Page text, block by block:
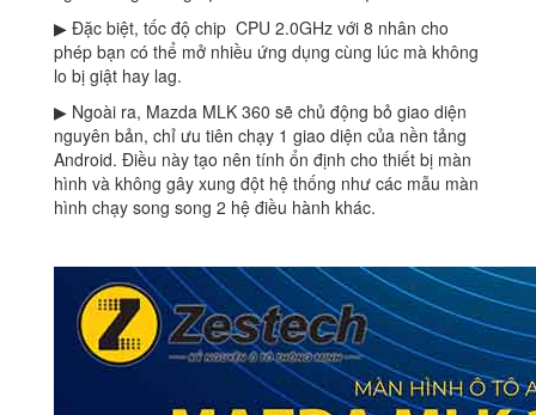
▶ Đặc biệt, tốc độ chip CPU 2.0GHz với 8 nhân cho
phép bạn có thể mở nhiều ứng dụng cùng lúc mà không
lo bị giật hay lag.
▶ Ngoài ra, Mazda MLK 360 sẽ chủ động bỏ giao diện
nguyên bản, chỉ ưu tiên chạy 1 giao diện của nền tảng
Android. Điều này tạo nên tính ổn định cho thiết bị màn
hình và không gây xung đột hệ thống như các mẫu màn
hình chạy song song 2 hệ điều hành khác.